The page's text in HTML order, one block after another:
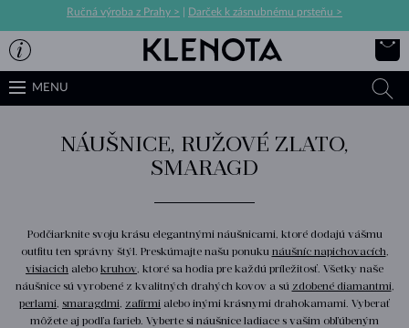
Ručná výroba z Prahy > Darček k zásnubnému prsteňu >
MENU
NÁUŠNICE, RUŽOVÉ ZLATO,
SMARAGD
Podčiarknite svoju krásu elegantnými náušnicami, ktoré dodajú vášmu
outfitu ten správny štýl. Preskúmajte našu ponuku náušníc napichovacích,
visiacich alebo kruhov, ktoré sa hodia pre každú príležitosť. Všetky naše
náušnice sú vyrobené z kvalitných drahých kovov a sú zdobené diamantmi,
perlami, smaragdmi, zafírmi alebo inými krásnymi drahokamami. Vyberať
môžete aj podľa farieb. Vyberte si náušnice ladiace s vašim obľúbeným